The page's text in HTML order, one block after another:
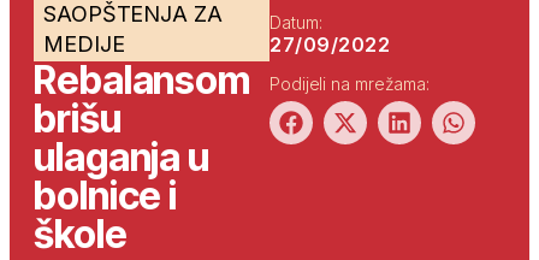
SAOPŠTENJA ZA
MEDIJE
Rebalansom
brišu
ulaganja u
bolnice i
škole
Datum:
27/09/2022
Podijeli na mrežama: